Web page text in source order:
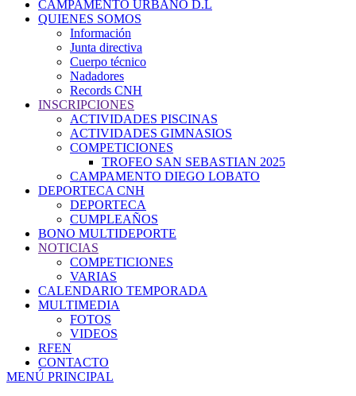
CAMPAMENTO URBANO D.L
QUIENES SOMOS
Información
Junta directiva
Cuerpo técnico
Nadadores
Records CNH
INSCRIPCIONES
ACTIVIDADES PISCINAS
ACTIVIDADES GIMNASIOS
COMPETICIONES
TROFEO SAN SEBASTIAN 2025
CAMPAMENTO DIEGO LOBATO
DEPORTECA CNH
DEPORTECA
CUMPLEAÑOS
BONO MULTIDEPORTE
NOTICIAS
COMPETICIONES
VARIAS
CALENDARIO TEMPORADA
MULTIMEDIA
FOTOS
VIDEOS
RFEN
CONTACTO
MENÚ PRINCIPAL